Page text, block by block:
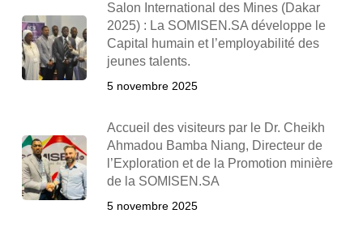
Salon International des Mines (Dakar
2025) : La SOMISEN.SA développe le
Capital humain et l’employabilité des
jeunes talents.
5 novembre 2025
Accueil des visiteurs par le Dr. Cheikh
Ahmadou Bamba Niang, Directeur de
l’Exploration et de la Promotion minière
de la SOMISEN.SA
5 novembre 2025